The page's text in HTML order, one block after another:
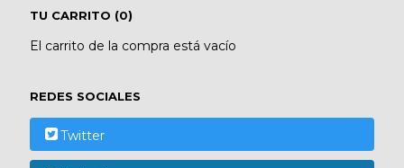
TU CARRITO (0)
El carrito de la compra está vacío
REDES SOCIALES
Twitter